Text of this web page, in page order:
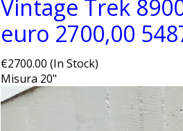
Vintage Trek
euro 2700,00
€2700.00 (In Stock)
Misura 20"